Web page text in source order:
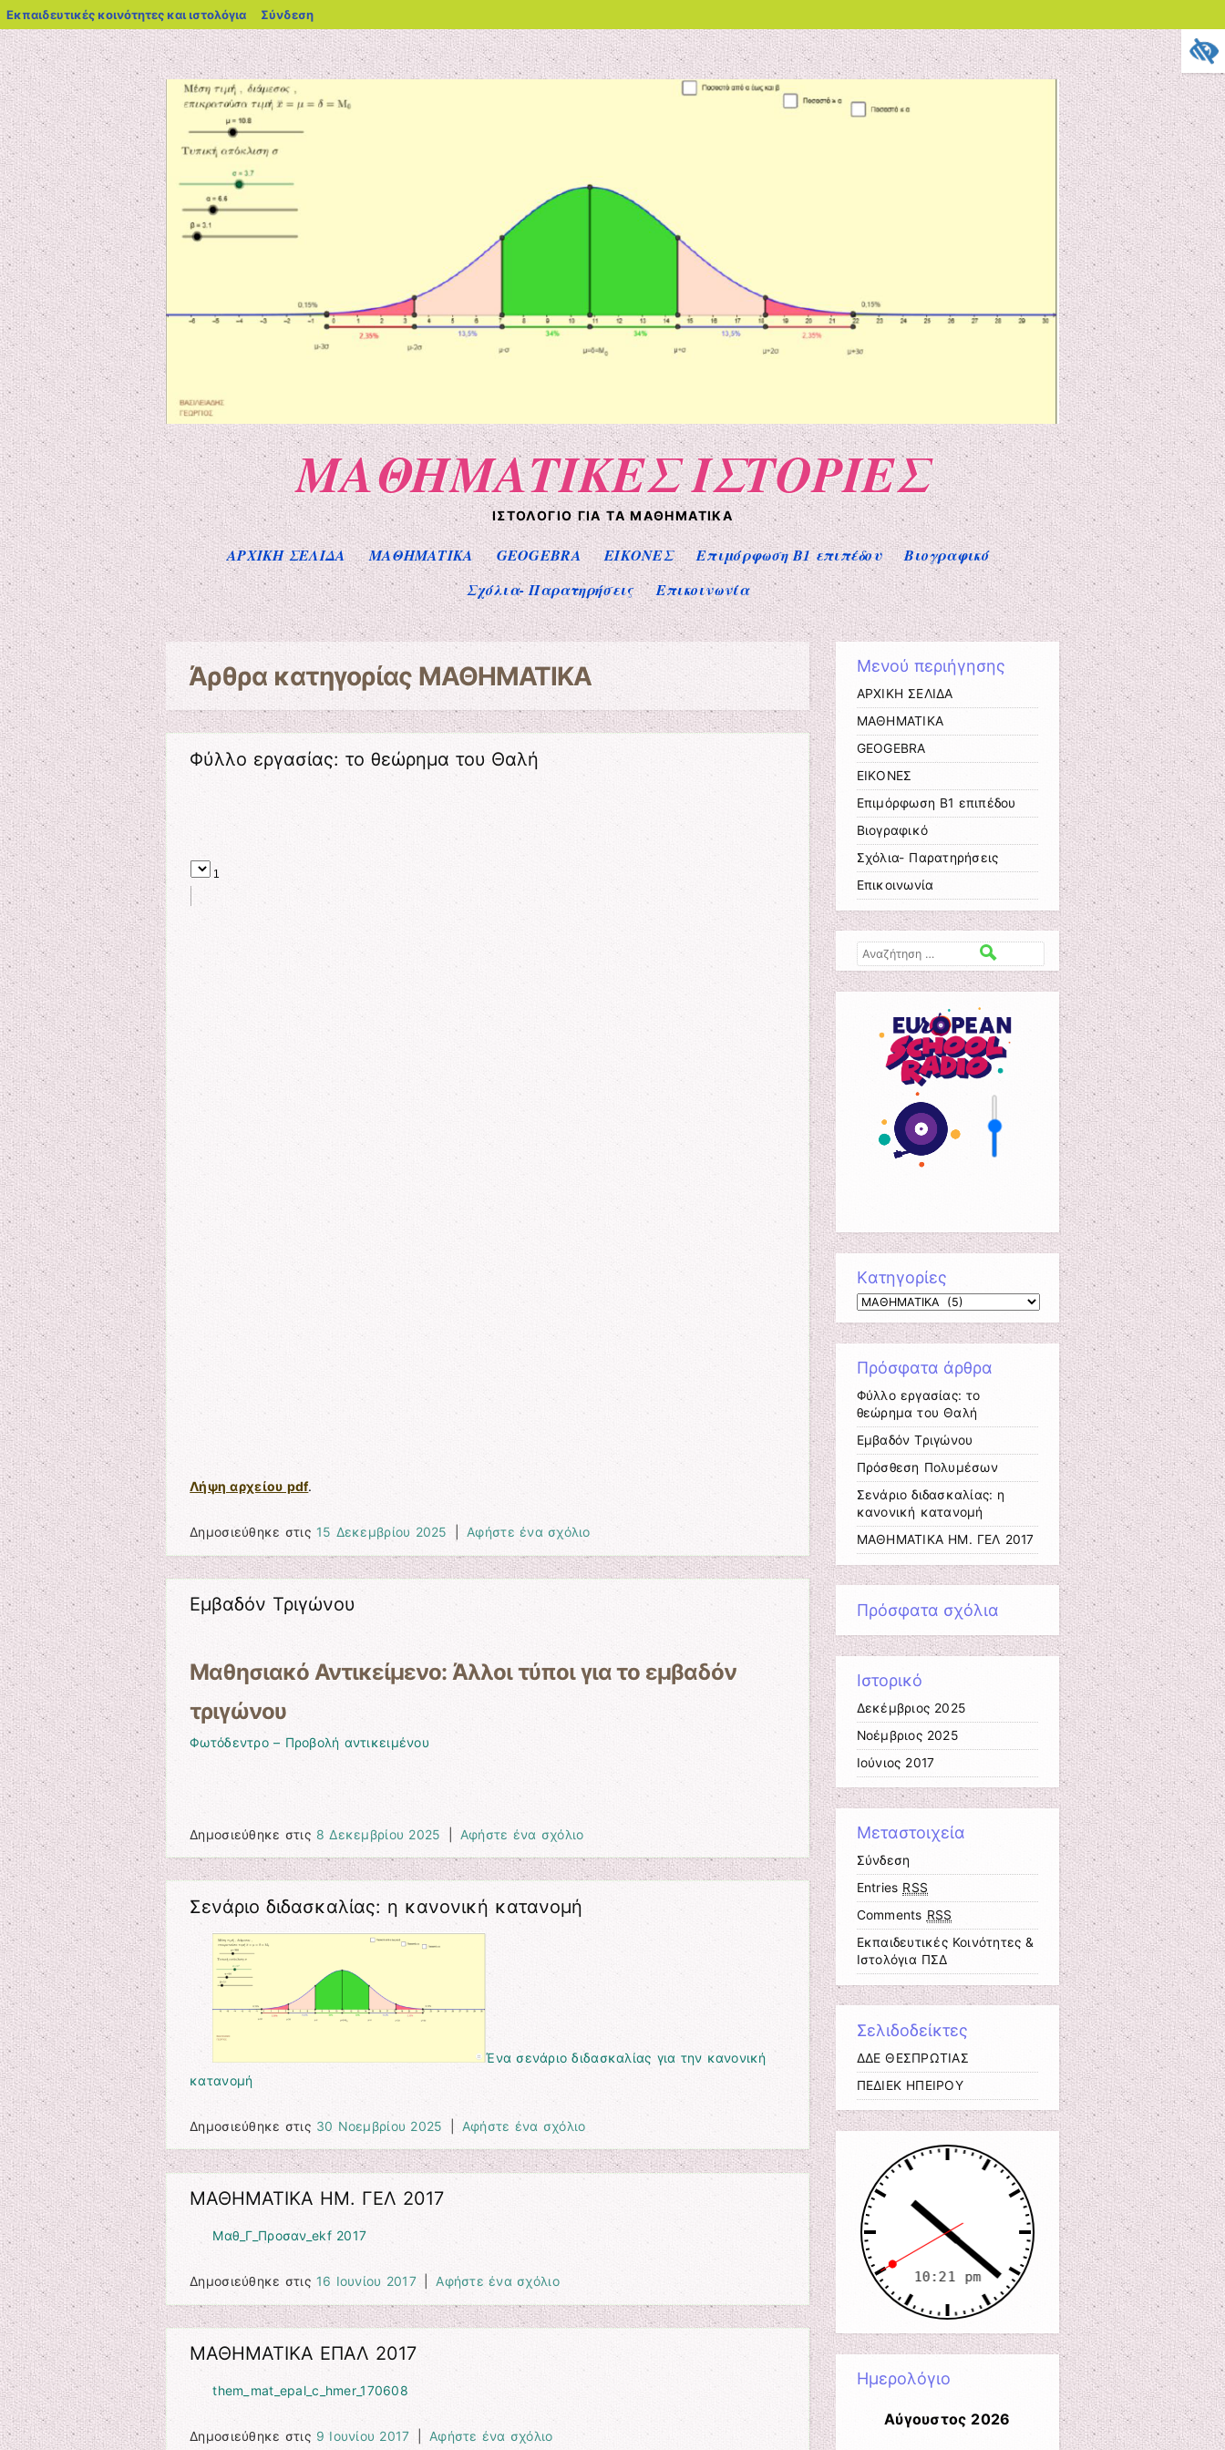
Εκπαιδευτικές κοινότητες και ιστολόγια blogs.sch.gr
Σύνδεση
ΜΑΘΗΜΑΤΙΚΕΣ ΙΣΤΟΡΙΕΣ
ΙΣΤΟΛΌΓΙΟ ΓΙΑ ΤΑ ΜΑΘΗΜΑΤΙΚΆ
Μενού
Μετάβαση στο περιεχόμενο
ΑΡΧΙΚΗ ΣΕΛΙΔΑ ΜΑΘΗΜΑΤΙΚΑ GEOGEBRA ΕΙΚΟΝΕΣ Επιμόρφωση Β1 επιπέδου
Βιογραφικό
Σχόλια- Παρατηρήσεις
Επικοινωνία
Άρθρα κατηγορίας ΜΑΘΗΜΑΤΙΚΑ
Φύλλο εργασίας: το θεώρημα του Θαλή
Λήψη αρχείου pdf.
Δημοσιεύθηκε στις 15 Δεκεμβρίου 2025 Αφήστε ένα σχόλιο
Εμβαδόν Τριγώνου
Μαθησιακό Αντικείμενο: Άλλοι τύποι για το εμβαδόν
τριγώνου
Φωτόδεντρο – Προβολή αντικειμένου
Δημοσιεύθηκε στις 8 Δεκεμβρίου 2025 Αφήστε ένα σχόλιο
Σενάριο διδασκαλίας: η κανονική κατανομή
Ένα σενάριο διδασκαλίας για την κανονική
κατανομή
Δημοσιεύθηκε στις 30 Νοεμβρίου 2025 Αφήστε ένα σχόλιο
ΜΑΘΗΜΑΤΙΚΑ ΗΜ. ΓΕΛ 2017
Μαθ_Γ_Προσαν_ekf 2017
Δημοσιεύθηκε στις 16 Ιουνίου 2017 Αφήστε ένα σχόλιο
ΜΑΘΗΜΑΤΙΚΑ ΕΠΑΛ 2017
them_mat_epal_c_hmer_170608
Δημοσιεύθηκε στις 9 Ιουνίου 2017 Αφήστε ένα σχόλιο
Μενού περιήγησης
ΑΡΧΙΚΗ ΣΕΛΙΔΑ
ΜΑΘΗΜΑΤΙΚΑ
GEOGEBRA
ΕΙΚΟΝΕΣ
Επιμόρφωση Β1 επιπέδου
Βιογραφικό
Σχόλια- Παρατηρήσεις
Επικοινωνία
Αναζήτηση
Kατηγορίες
Kατηγορίες
Πρόσφατα άρθρα
Φύλλο εργασίας: το
θεώρημα του Θαλή
Εμβαδόν Τριγώνου
Πρόσθεση Πολυμέσων
Σενάριο διδασκαλίας: η
κανονική κατανομή
ΜΑΘΗΜΑΤΙΚΑ ΗΜ. ΓΕΛ 2017
Πρόσφατα σχόλια
Ιστορικό
Δεκέμβριος 2025
Νοέμβριος 2025
Ιούνιος 2017
Μεταστοιχεία
Σύνδεση
Entries RSS
Comments RSS
Εκπαιδευτικές Κοινότητες &
Ιστολόγια ΠΣΔ
Σελιδοδείκτες
ΔΔΕ ΘΕΣΠΡΩΤΙΑΣ
ΠΕΔΙΕΚ ΗΠΕΙΡΟΥ
Ημερολόγιο
Αύγουστος 2026